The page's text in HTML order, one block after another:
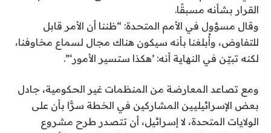
القرار بشأنه مسبقًا.
وقال مسؤول في الأمم المتحدة: “ظننا أن الأمر قابل
للتفاوض، وأُبلغنا بأنه سيكون هناك مجال لسماع مخاوفنا،
لكنه تبيّن في النهاية أنه: ’هكذا ستسير الأمور‘”.
ومع تصاعد المعارضة من المنظمات غير الحكومية، جادل
بعض الإسرائيليين المشاركين في الخطة سرًّا بأن على
الولايات المتحدة، لا إسرائيل، أن تتصدر طرح مشروع